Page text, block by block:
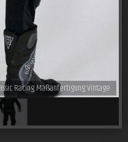
Racing Maßanfertigung Vintage